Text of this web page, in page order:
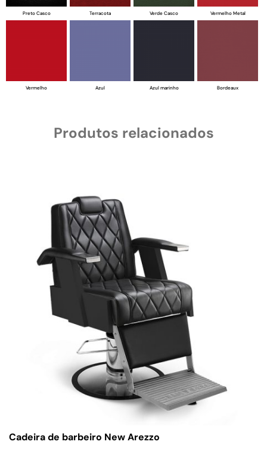
Preto Casco Terracota Verde Casco Vermelho Metal
Vermelho Azul Azul marinho Bordeaux
Produtos relacionados
Cadeira de barbeiro New Arezzo